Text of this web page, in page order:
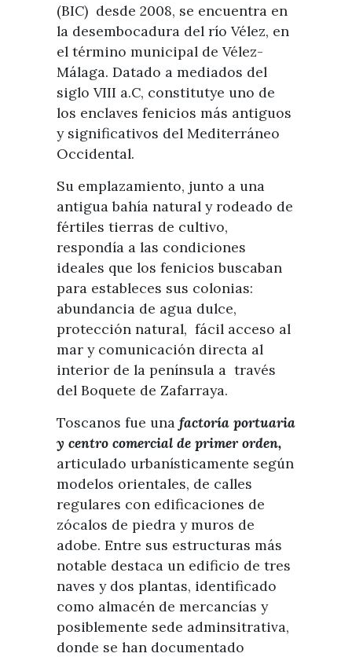
Artesanía
Empresas de subtropicales
(BIC) desde 2008, se encuentra en
la desembocadura del río Vélez, en
el término municipal de Vélez-
Málaga. Datado a mediados del
siglo VIII a.C, constitutye uno de
los enclaves fenicios más antiguos
y significativos del Mediterráneo
Occidental.
Su emplazamiento, junto a una
antigua bahía natural y rodeado de
fértiles tierras de cultivo,
respondía a las condiciones
ideales que los fenicios buscaban
para estableces sus colonias:
abundancia de agua dulce,
protección natural, fácil acceso al
mar y comunicación directa al
interior de la península a través
del Boquete de Zafarraya.
Toscanos fue una factoría portuaria
y centro comercial de primer orden,
articulado urbanísticamente según
modelos orientales, de calles
regulares con edificaciones de
zócalos de piedra y muros de
adobe. Entre sus estructuras más
notable destaca un edificio de tres
naves y dos plantas, identificado
como almacén de mercancías y
posiblemente sede adminsitrativa,
donde se han documentado